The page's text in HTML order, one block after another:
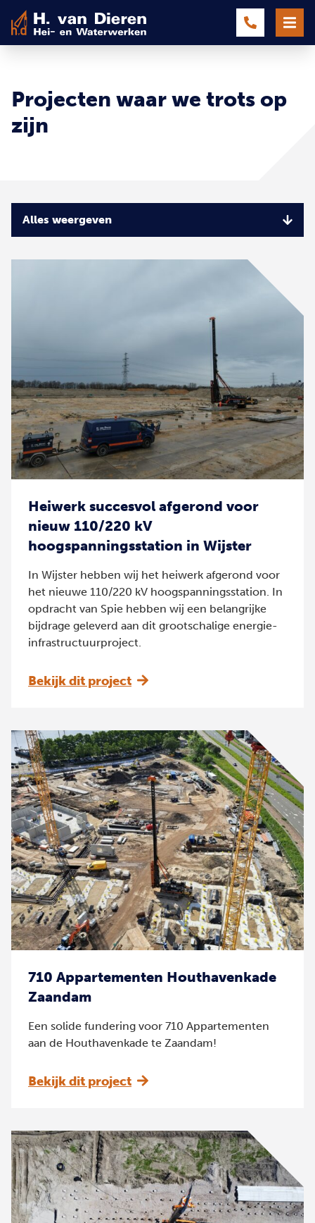
Projecten waar we trots op
zijn
Alles weergeven
Heiwerk succesvol afgerond voor
nieuw 110/220 kV
hoogspanningsstation in Wijster
In Wijster hebben wij het heiwerk afgerond voor
het nieuwe 110/220 kV hoogspanningsstation. In
opdracht van Spie hebben wij een belangrijke
bijdrage geleverd aan dit grootschalige energie-
infrastructuurproject.
Bekijk dit project
710 Appartementen Houthavenkade
Zaandam
Een solide fundering voor 710 Appartementen
aan de Houthavenkade te Zaandam!
Bekijk dit project